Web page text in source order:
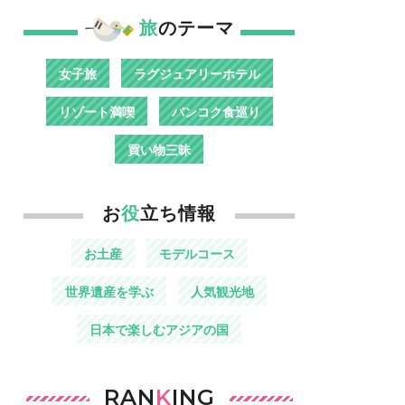
旅のテーマ
女子旅 ラグジュアリーホテル
リゾート満喫 バンコク食巡り
買い物三昧
お役立ち情報
お土産 モデルコース
世界遺産を学ぶ 人気観光地
日本で楽しむアジアの国
RANKING